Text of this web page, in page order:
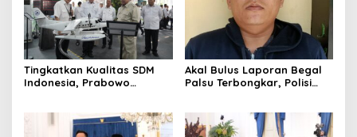
Tingkatkan Kualitas SDM
Indonesia, Prabowo
Terbaik Dunia
Akal Bulus Laporan Begal
Palsu Terbongkar, Polisi